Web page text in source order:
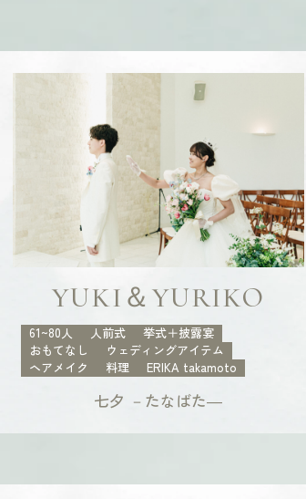
YUKI＆YURIKO
61~80人 人前式
挙式＋披露宴
おもてなし
ウェディングアイテム
ヘアメイク
料理 ERIKA takamoto
七夕 －たなばた―